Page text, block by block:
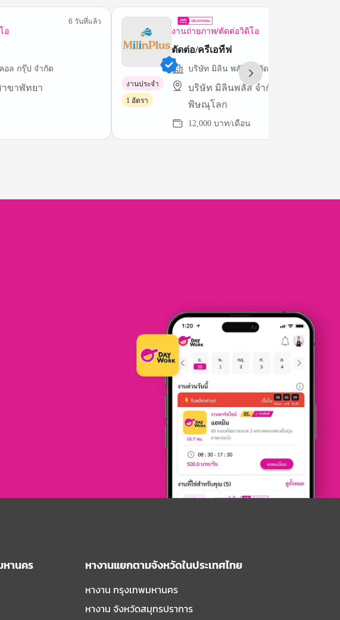
อ
6 วันที่แล้ว
อล กรุ๊ป จํากัด
าขาพัทยา
งานถ่ายภาพ/ตัดต่อวิดิโอ
ตัดต่อ/ครีเอทีฟ
บริษัท มิลิน พลัส จำกัด
บริษัท มิลินพลัส จำกัด , อ.เมือง จ.
พิษณุโลก
12,000 บาท/เดือน
งานประจำ
1 อัตรา
หานคร หางานแยกตามจังหวัดในประเทศไทย
หางาน กรุงเทพมหานคร
หางาน จังหวัดสมุทรปราการ